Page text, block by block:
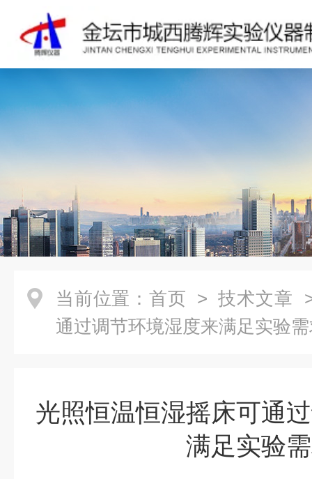
当前位置： 首页 > 技术文章
通过调节环境湿度来满足实验
光照恒温恒湿摇床可通
满足实验